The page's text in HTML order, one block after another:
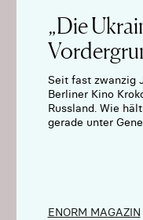
„Die
Seit fast zwanzig
Berliner Kino
Russland. Wie
gerade unter
ENORM MAGAZIN